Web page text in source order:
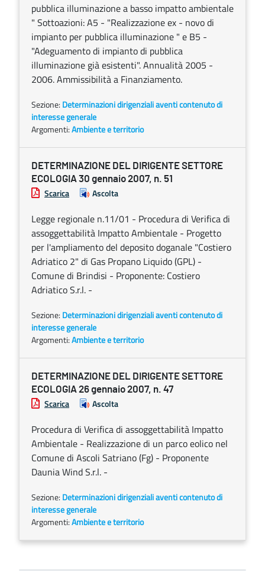
pubblica illuminazione a basso impatto ambientale
" Sottoazioni: A5 - "Realizzazione ex - novo di
impianto per pubblica illuminazione " e B5 -
"Adeguamento di impianto di pubblica
illuminazione già esistenti". Annualità 2005 -
2006. Ammissibilità a Finanziamento.
Sezione: Determinazioni dirigenziali aventi contenuto di
interesse generale
Argomenti:Ambiente e territorio
DETERMINAZIONE DEL DIRIGENTE SETTORE
ECOLOGIA 30 gennaio 2007, n. 51
Scarica Ascolta
Legge regionale n.11/01 - Procedura di Verifica di
assoggettabilità Impatto Ambientale - Progetto
per l'ampliamento del deposito doganale "Costiero
Adriatico 2" di Gas Propano Liquido (GPL) -
Comune di Brindisi - Proponente: Costiero
Adriatico S.r.l. -
Sezione: Determinazioni dirigenziali aventi contenuto di
interesse generale
Argomenti:Ambiente e territorio
DETERMINAZIONE DEL DIRIGENTE SETTORE
ECOLOGIA 26 gennaio 2007, n. 47
Scarica Ascolta
Procedura di Verifica di assoggettabilità Impatto
Ambientale - Realizzazione di un parco eolico nel
Comune di Ascoli Satriano (Fg) - Proponente
Daunia Wind S.r.l. -
Sezione: Determinazioni dirigenziali aventi contenuto di
interesse generale
Argomenti:Ambiente e territorio